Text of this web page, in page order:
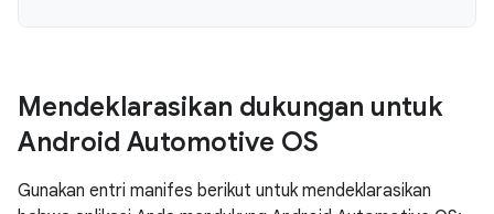
Mendeklarasikan dukungan untuk
Android Automotive OS
Gunakan entri manifes berikut untuk mendeklarasikan